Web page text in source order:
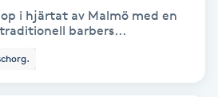
i hjärtat av Malmö med en
barbers...